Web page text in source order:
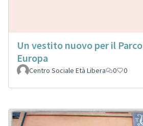
Un vestito nuovo per il Parco
Europa
Centro Sociale Età Libera 0 0